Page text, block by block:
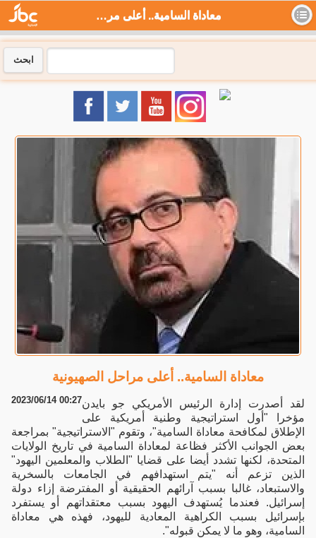
معاداة السامية.. أعلى مراحل الصهيونية - جي بي سي نيوز
ابحث
معاداة السامية.. أعلى مراحل الصهيونية
2023/06/14 00:27لقد أصدرت إدارة الرئيس الأمريكي جو بايدن
مؤخرا "أول استراتيجية وطنية أمريكية على
الإطلاق لمكافحة معاداة السامية"، وتقوم "الاستراتيجية" بمراجعة
بعض الجوانب الأكثر فظاعة لمعاداة السامية في تاريخ الولايات
المتحدة، لكنها تشدد أيضا على قضايا "الطلاب والمعلمين اليهود"
الذين تزعم أنه "يتم استهدافهم في الجامعات بالسخرية
والاستبعاد، غالبا بسبب آرائهم الحقيقية أو المفترضة إزاء دولة
إسرائيل. فعندما يُستهدف اليهود بسبب معتقداتهم أو يستفرد
بإسرائيل بسبب الكراهية المعادية لليهود، فهذه هي معاداة
السامية، وهو ما لا يمكن قبوله".